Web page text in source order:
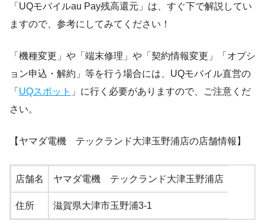
「UQモバイルau Pay残高還元」は、すぐ下で解説してい
ますので、参考にしてみてください！
「機種変更」や「端末修理」や「契約情報変更」「オプシ
ョン申込・解約」等を行う場合には、UQモバイル直営の
「 UQスポット 」に行く必要がありますので、ご注意くだ
さい。
【ヤマダ電機 テックランド大津玉野浦店の店舗情報】
店舗名 ヤマダ電機 テックランド大津玉野浦店
住所 滋賀県大津市玉野浦3-1